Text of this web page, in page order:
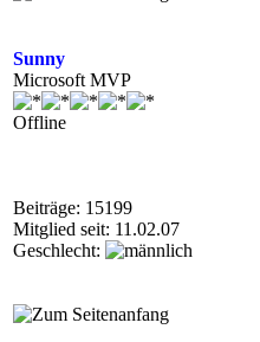
Sunny
Microsoft MVP
Offline
Beiträge: 15199
Mitglied seit: 11.02.07
Geschlecht: